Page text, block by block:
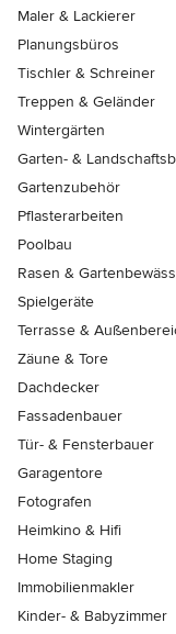
Maler & Lackierer
Planungsbüros
Tischler & Schreiner
Treppen & Geländer
Wintergärten
Garten- &
Gartenzubehör
Pflasterarbeiten
Poolbau
Rasen &
Spielgeräte
Terrasse &
Zäune & Tore
Dachdecker
Fassadenbauer
Tür- & Fensterbauer
Garagentore
Fotografen
Heimkino & Hifi
Home Staging
Immobilienmakler
Kinder- & Babyzimmer